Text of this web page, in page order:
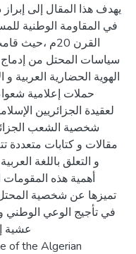
يهدف هذا المقال إلى إبراز
في المقاومة الوطنية
القرن 20م
سياسات المحتل من
الهوية الحضارية
حملات إعلامية
لعقيدة الجزائريين
شخصية الشعب
مقالات و كتابات متعددة
و التعلق باللغة
أهمية هذه المقومات
تميزها عن شخصية
في تأجيج الوعي الوطني
of the Algerian